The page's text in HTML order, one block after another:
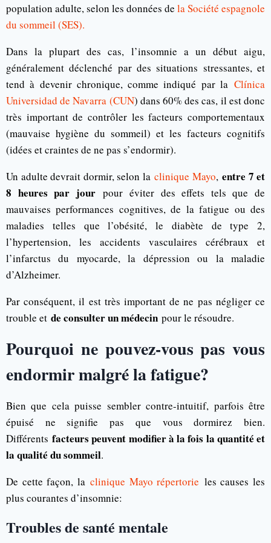
population adulte, selon les données de la Société espagnole
du sommeil (SES).
Dans la plupart des cas, l’insomnie a un début aigu,
généralement déclenché par des situations stressantes, et
tend à devenir chronique, comme indiqué par la Clínica
Universidad de Navarra (CUN) dans 60% des cas, il est donc
très important de contrôler les facteurs comportementaux
(mauvaise hygiène du sommeil) et les facteurs cognitifs
(idées et craintes de ne pas s’endormir).
Un adulte devrait dormir, selon la clinique Mayo, entre 7 et
8 heures par jourpour éviter des effets tels que de
mauvaises performances cognitives, de la fatigue ou des
maladies telles que l’obésité, le diabète de type 2,
l’hypertension, les accidents vasculaires cérébraux et
l’infarctus du myocarde, la dépression ou la maladie
d’Alzheimer.
Par conséquent, il est très important de ne pas négliger ce
trouble et de consulter un médecin pour le résoudre.
Pourquoi ne pouvez-vous pas vous
endormir malgré la fatigue?
Bien que cela puisse sembler contre-intuitif, parfois être
épuisé ne signifie pas que vous dormirez bien.
Différentsfacteurs peuvent modifier à la fois la quantité et
la qualité du sommeil.
De cette façon, laclinique Mayo répertorie les causes les
plus courantes d’insomnie:
Troubles de santé mentale